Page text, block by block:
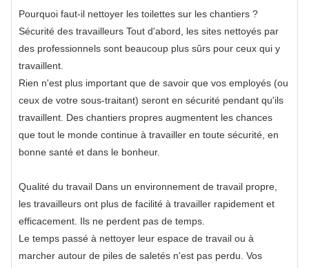
Pourquoi faut-il nettoyer les toilettes sur les chantiers ?
Sécurité des travailleurs Tout d'abord, les sites nettoyés par
des professionnels sont beaucoup plus sûrs pour ceux qui y
travaillent.
Rien n'est plus important que de savoir que vos employés (ou
ceux de votre sous-traitant) seront en sécurité pendant qu'ils
travaillent. Des chantiers propres augmentent les chances
que tout le monde continue à travailler en toute sécurité, en
bonne santé et dans le bonheur.
Qualité du travail Dans un environnement de travail propre,
les travailleurs ont plus de facilité à travailler rapidement et
efficacement. Ils ne perdent pas de temps.
Le temps passé à nettoyer leur espace de travail ou à
marcher autour de piles de saletés n'est pas perdu. Vos